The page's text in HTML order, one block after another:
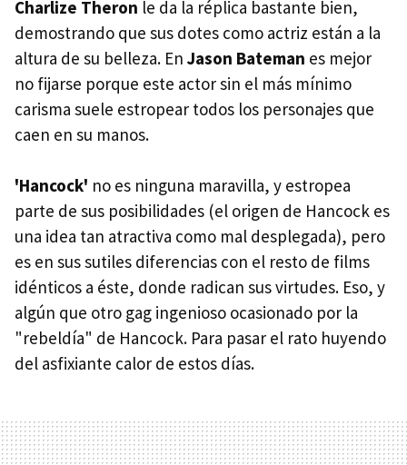
Charlize Theron le da la réplica bastante bien,
demostrando que sus dotes como actriz están a la
altura de su belleza. En Jason Bateman es mejor
no fijarse porque este actor sin el más mínimo
carisma suele estropear todos los personajes que
caen en su manos.
'Hancock' no es ninguna maravilla, y estropea
parte de sus posibilidades (el origen de Hancock es
una idea tan atractiva como mal desplegada), pero
es en sus sutiles diferencias con el resto de films
idénticos a éste, donde radican sus virtudes. Eso, y
algún que otro gag ingenioso ocasionado por la
"rebeldía" de Hancock. Para pasar el rato huyendo
del asfixiante calor de estos días.